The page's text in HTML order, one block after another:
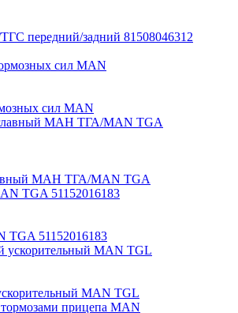
передний/задний 81508046312
сил MAN
МАН ТГА/MAN TGA
TGA 51152016183
MAN TGL